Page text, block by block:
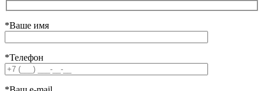
*Ваше имя
*Телефон